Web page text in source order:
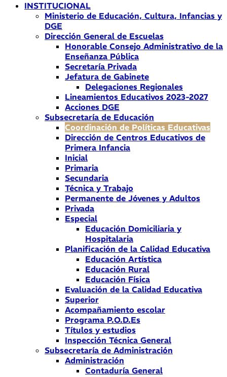
INSTITUCIONAL
Ministerio de Educación, Cultura, Infancias y
DGE
Dirección General de Escuelas
Honorable Consejo Administrativo de la
Enseñanza Pública
Secretaría Privada
Jefatura de Gabinete
Delegaciones Regionales
Lineamientos Educativos 2023-2027
Acciones DGE
Subsecretaría de Educación
Coordinación de Políticas Educativas
Dirección de Centros Educativos de
Primera Infancia
Inicial
Primaria
Secundaria
Técnica y Trabajo
Permanente de Jóvenes y Adultos
Privada
Especial
Educación Domiciliaria y
Hospitalaria
Planificación de la Calidad Educativa
Educación Artística
Educación Rural
Educación Física
Evaluación de la Calidad Educativa
Superior
Acompañamiento escolar
Programa P.O.D.Es
Títulos y estudios
Inspección Técnica General
Subsecretaría de Administración
Administración
Contaduría General